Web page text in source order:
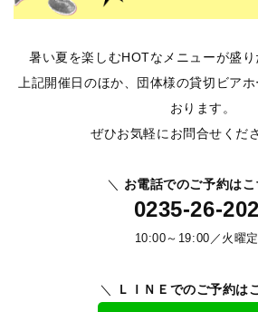
暑い夏を楽しむHOTなメニューが盛り
上記開催日のほか、団体様の貸切ビア
おります。
ぜひお気軽にお問合せくだ
＼ お電話でのご予約はこ
0235-26-
10:00～19:00／火曜
＼ ＬＩＮＥでのご予約は